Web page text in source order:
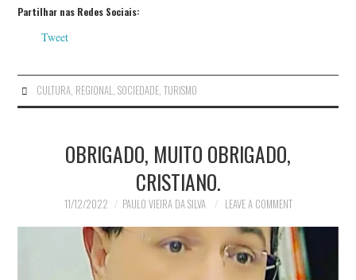
Partilhar nas Redes Sociais:
Tweet
CULTURA, REGIONAL, SOCIEDADE, TURISMO
OBRIGADO, MUITO OBRIGADO,
CRISTIANO.
11/12/2022 PAULO VIEIRA DA SILVA LEAVE A COMMENT